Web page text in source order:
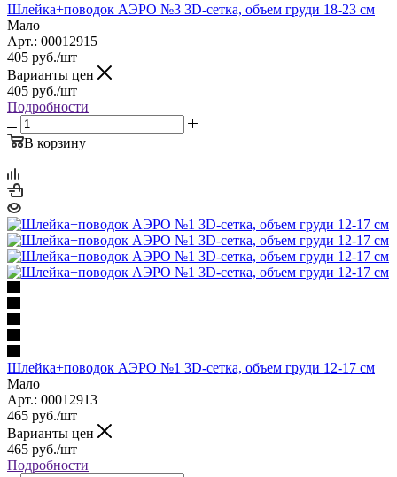
Шлейка+поводок АЭРО №3 3D-сетка, объем груди 18-23 см
Мало
Арт.: 00012915
405 руб./шт
Варианты цен
405 руб./шт
Подробности
В корзину
Шлейка+поводок АЭРО №1 3D-сетка, объем груди 12-17 см
Мало
Арт.: 00012913
465 руб./шт
Варианты цен
465 руб./шт
Подробности